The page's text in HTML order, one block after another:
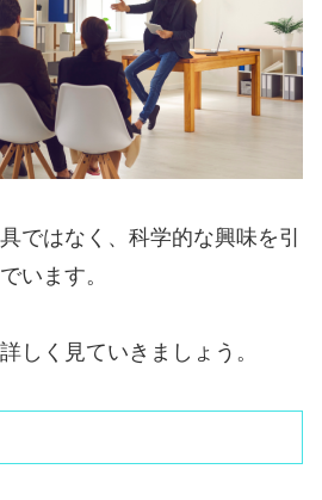
ではなく、科学的な興味を引
います。
しく見ていきましょう。